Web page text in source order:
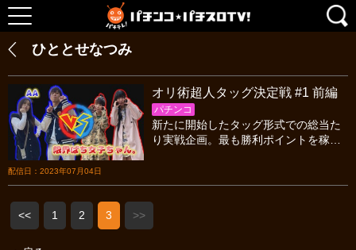
ひととせなつみ
配信日：2023年07月04日
オリ術超人タッグ決定戦 #1 前編
パチンコ
新たに開始したタッグ形式での総当た
り実戦企画。最も勝利ポイントを稼い
が…！？
<< 1 2 3 >>